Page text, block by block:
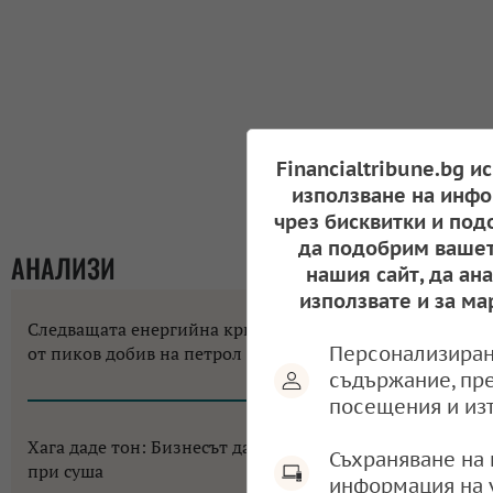
АНАЛИЗИ
Следващата енергийна криза на Европа може да е
от пиков добив на петрол
09:14, 10.08.2026
Хага даде тон: Бизнесът да не разчита на помощи
при суша
Financialtribune.bg
използване на
чрез бисквитки и
да подобрим
нашия сайт, да
използвате и за
съдържание,
посещения и
Съхраняване
информация на